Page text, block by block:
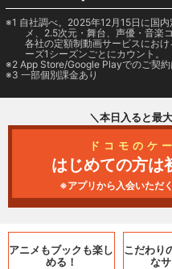
1 自社調べ。2025年12月15日に国
メ、2.5次元・舞台、声優・音楽
各社の定額制動画サービスにお
ーズ1シーズンごとにカウント。
2 App Store/Google Playでのご契
3 一部個別課金あり
＼本日入ると最大
ドコモのケ
はじめての方は
※アプリから入会いただ
アニメもブックも楽し
める！
こだわり
な